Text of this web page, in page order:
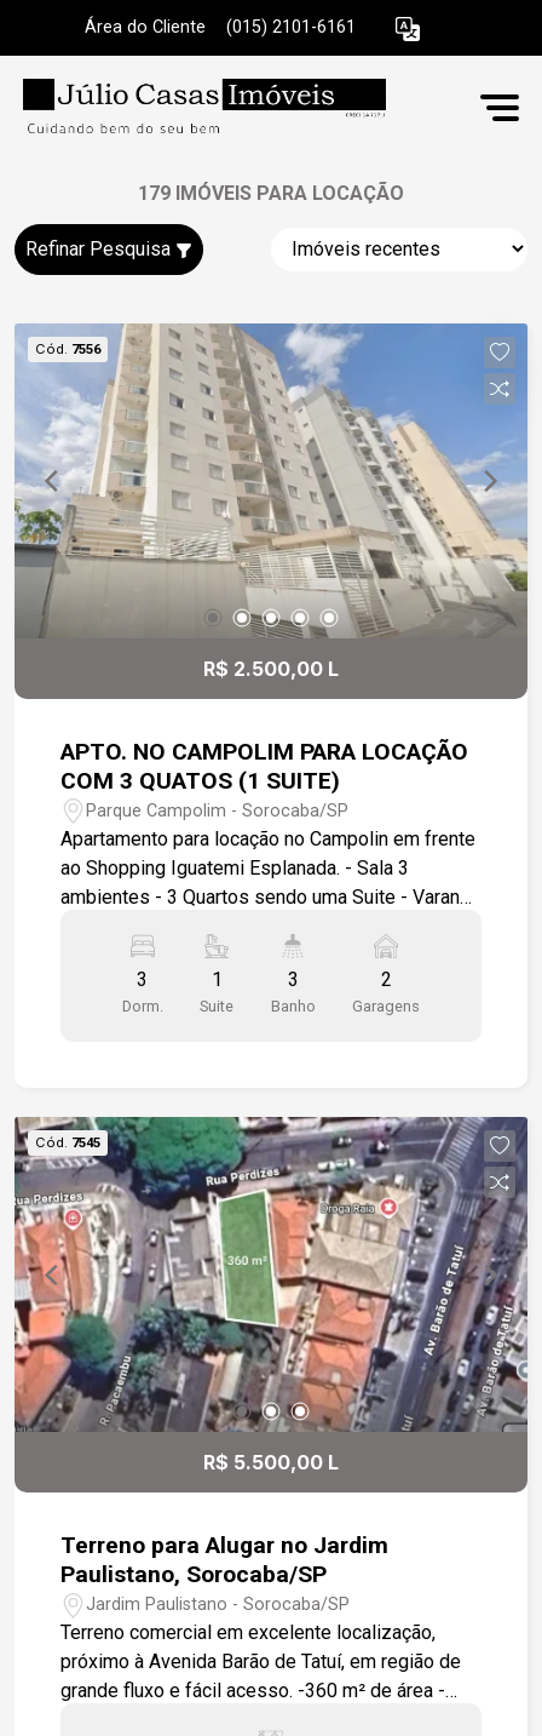
Área do Cliente (015) 2101-6161
179 IMÓVEIS PARA LOCAÇÃO
Refinar Pesquisa
Cód. 7556
R$ 2.500,00 L
APTO. NO CAMPOLIM PARA LOCAÇÃO
COM 3 QUATOS (1 SUITE)
Parque Campolim - Sorocaba/SP
Apartamento para locação no Campolin em frente
ao Shopping Iguatemi Esplanada. - Sala 3
ambientes - 3 Quartos sendo uma Suite - Varanda
Vagas de garagem cobertas - Salão de festas no
condomínio - Portaria 24 horas
3
Dorm.
1
Suite
3
Banho
2
Garagens
Cód. 7545
R$ 5.500,00 L
Terreno para Alugar no Jardim
Paulistano, Sorocaba/SP
Jardim Paulistano - Sorocaba/SP
Terreno comercial em excelente localização,
próximo à Avenida Barão de Tatuí, em região de
grande fluxo e fácil acesso. -360 m² de área -